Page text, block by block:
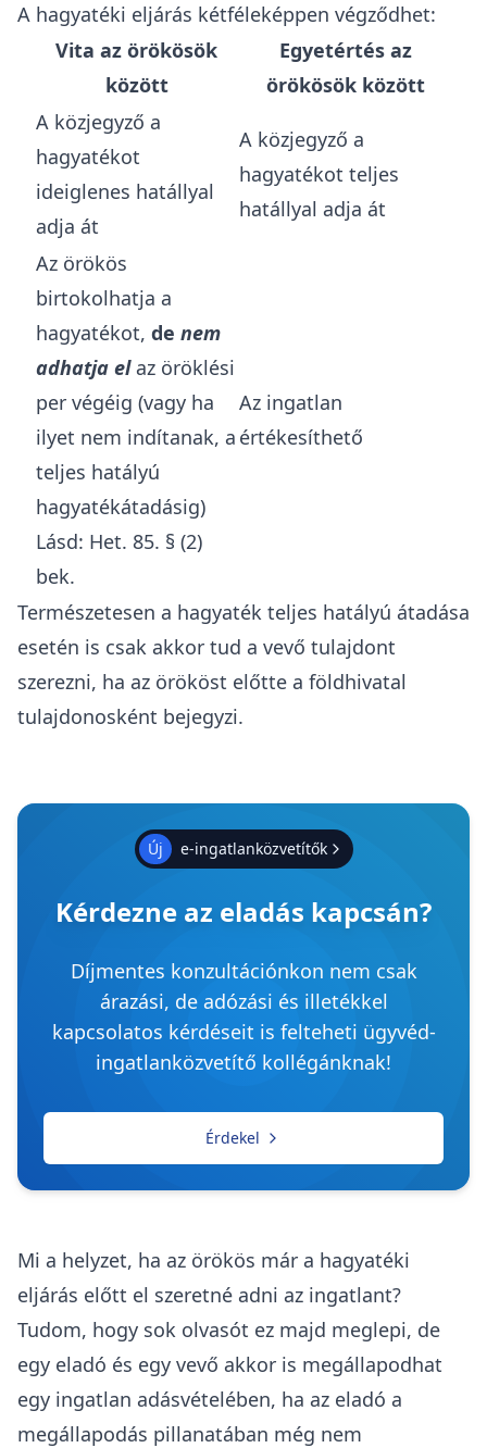
A hagyatéki eljárás kétféleképpen végződhet:
Vita az örökösök
között
Egyetértés az
örökösök között
A közjegyző a
hagyatékot
ideiglenes hatállyal
adja át
A közjegyző a
hagyatékot teljes
hatállyal adja át
Az örökös
birtokolhatja a
hagyatékot, de nem
adhatja el az öröklési
per végéig (vagy ha
ilyet nem indítanak, a
teljes hatályú
hagyatékátadásig)
Lásd: Het. 85. § (2)
bek.
Az ingatlan
értékesíthető
Természetesen a hagyaték teljes hatályú átadása
esetén is csak akkor tud a vevő tulajdont
szerezni, ha az örököst előtte a földhivatal
tulajdonosként bejegyzi.
Új e-ingatlanközvetítők
Kérdezne az eladás kapcsán?
Díjmentes konzultációnkon nem csak
árazási, de adózási és illetékkel
kapcsolatos kérdéseit is felteheti ügyvéd-
ingatlanközvetítő kollégánknak!
Érdekel
Mi a helyzet, ha az örökös már a hagyatéki
eljárás előtt el szeretné adni az ingatlant?
Tudom, hogy sok olvasót ez majd meglepi, de
egy eladó és egy vevő akkor is megállapodhat
egy ingatlan adásvételében, ha az eladó a
megállapodás pillanatában még nem